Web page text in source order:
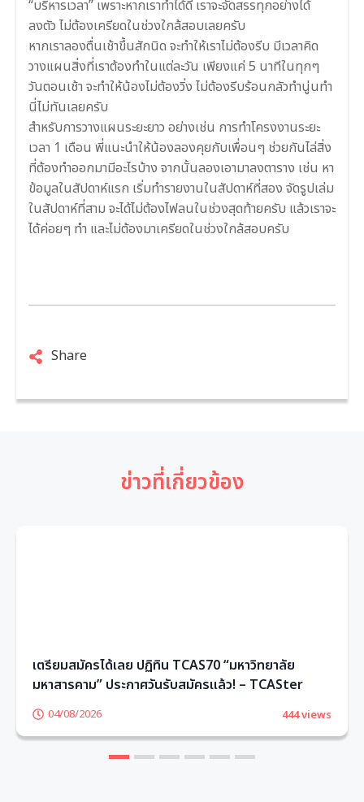
“บริหารเวลา” เพราะหากเราทำได้ดี เราจะจัดสรรทุกอย่างได้
ลงตัว ไม่ต้องเครียดในช่วงใกล้สอบเลยครับ
หากเราลองตื่นเช้าขึ้นสักนิด จะทำให้เราไม่ต้องรีบ มีเวลาคิด
วางแผนสิ่งที่เราต้องทำในแต่ละวัน เพียงแค่ 5 นาทีในทุกๆ
วันตอนเช้า จะทำให้น้องไม่ต้องวิ่ง ไม่ต้องรีบร้อนกลัวทำนู่นทำ
นี่ไม่ทันเลยครับ
สำหรับการวางแผนระยะยาว อย่างเช่น การทำโครงงานระยะ
เวลา 1 เดือน พี่แนะนำให้น้องลองคุยกับเพื่อนๆ ช่วยกันไล่สิ่ง
ที่ต้องทำออกมามีอะไรบ้าง จากนั้นลองเอามาลงตาราง เช่น หา
ข้อมูลในสัปดาห์แรก เริ่มทำรายงานในสัปดาห์ที่สอง จัดรูปเล่ม
ในสัปดาห์ที่สาม จะได้ไม่ต้องไฟลนในช่วงสุดท้ายครับ แล้วเราจะ
ได้ค่อยๆ ทำ และไม่ต้องมาเครียดในช่วงใกล้สอบครับ
Share
ข่าวที่เกี่ยวข้อง
เตรียมสมัครได้เลย ปฏิทิน TCAS70 “มหาวิทยาลัย
มหาสารคาม” ประกาศวันรับสมัครแล้ว! – TCASter
04/08/2026 444 views
3 4 5 6